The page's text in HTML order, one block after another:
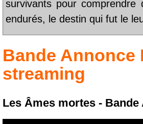
survivants pour comprendre
endurés, le destin qui fut le
Bande Annonce
streaming
Les Âmes mortes - Bande